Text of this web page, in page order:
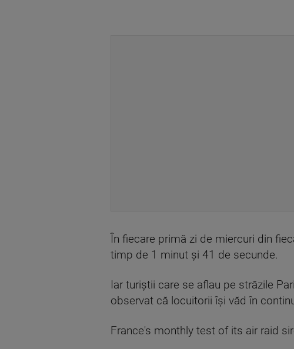
În fiecare primă zi de miercuri din
timp de 1 minut și 41 de secunde.
Iar turiștii care se aflau pe străzile
observat că locuitorii își văd în
France's monthly test of its air raid